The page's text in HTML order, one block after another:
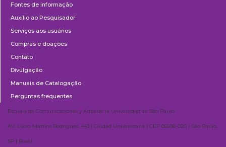
Fontes de informação
Auxílio ao Pesquisador
Serviços aos usuários
Compras e doações
Contato
Divulgação
Manuais de Catalogação
Perguntas frequentes
Escuela de Comunicaciones y Artes de la Universidad de São Paulo
AV. Lúcio Martins Rodrigues, 443 | Ciudad Universitaria | CEP 05508-020 | São Paulo,
SP | Brasil